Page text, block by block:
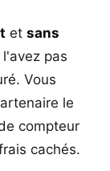
et sans
pas
Vous
le
compteur
cachés.